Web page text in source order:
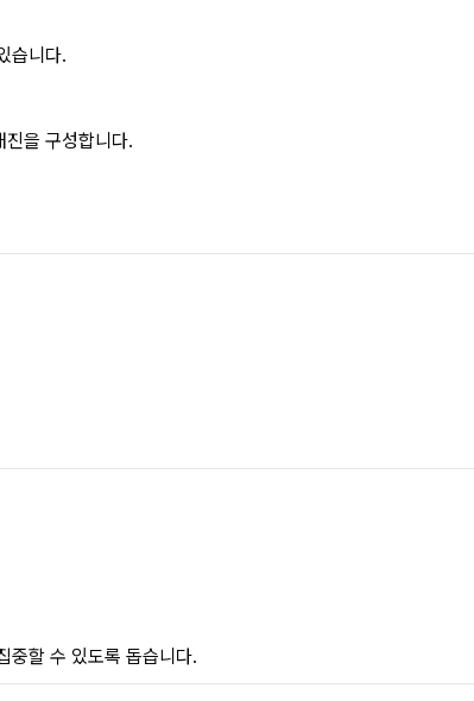
습니다.
을 구성합니다.
중할 수 있도록 돕습니다.